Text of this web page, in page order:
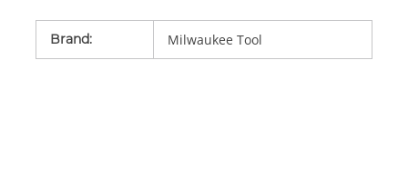
Brand: Milwaukee Tool